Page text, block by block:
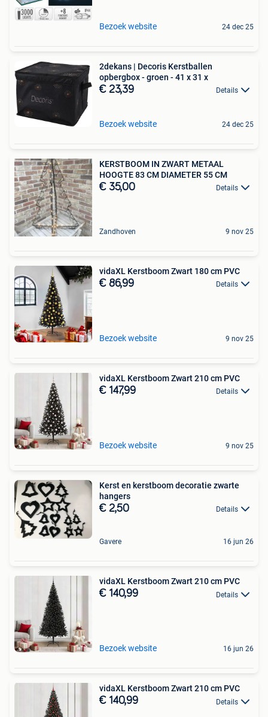
Bezoek website 24 dec 25
2dekans | Decoris Kerstballen
opbergbox - groen - 41 x 31 x
€ 23,39 Details
Bezoek website 24 dec 25
KERSTBOOM IN ZWART METAAL
HOOGTE 83 CM DIAMETER 55 CM
€ 35,00 Details
Zandhoven 9 nov 25
vidaXL Kerstboom Zwart 180 cm PVC
€ 86,99 Details
Bezoek website 9 nov 25
vidaXL Kerstboom Zwart 210 cm PVC
€ 147,99 Details
Bezoek website 9 nov 25
Kerst en kerstboom decoratie zwarte
hangers
€ 2,50 Details
Gavere 16 jun 26
vidaXL Kerstboom Zwart 210 cm PVC
€ 140,99 Details
Bezoek website 16 jun 26
vidaXL Kerstboom Zwart 210 cm PVC
€ 140,99 Details